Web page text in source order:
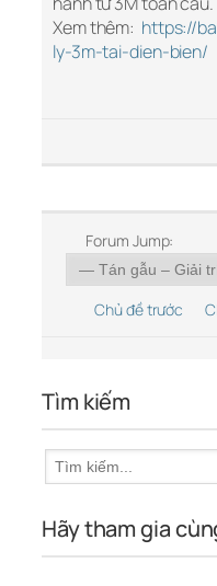
Xem thêm: https://
ly-3m-tai-dien-bien/
Forum Jump:
Chủ đề trước
Tìm kiếm
Hãy tham gia